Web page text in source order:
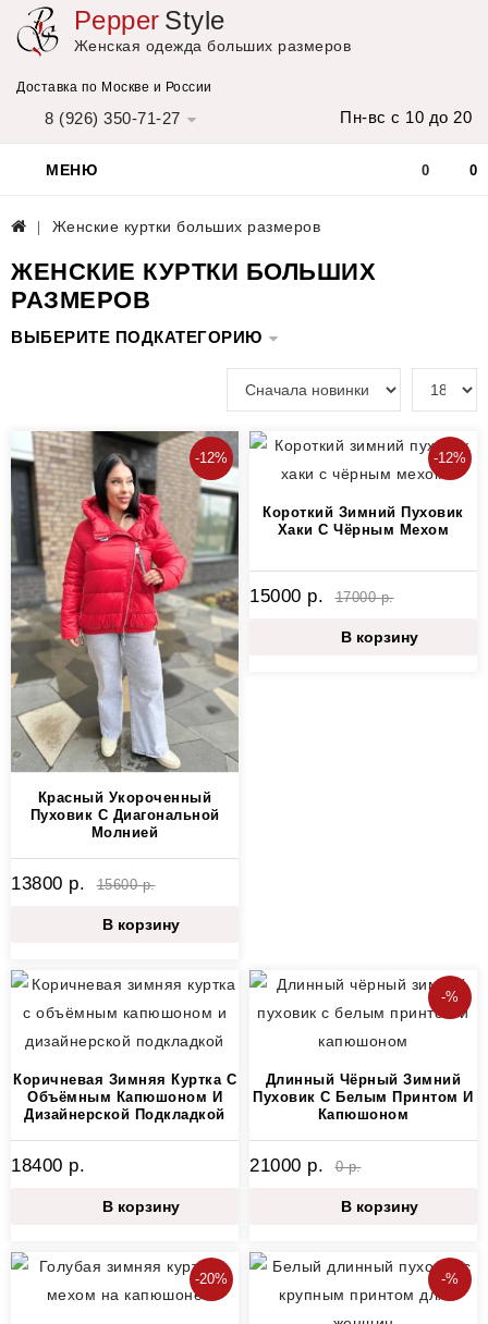
Pepper Style
Женская одежда больших размеров
Доставка по Москве и России
8 (926) 350-71-27 Пн-вс с 10 до 20
МЕНЮ 0 0
Женские куртки больших размеров
ЖЕНСКИЕ КУРТКИ БОЛЬШИХ
РАЗМЕРОВ
ВЫБЕРИТЕ ПОДКАТЕГОРИЮ
-12%
Красный Укороченный
Пуховик С Диагональной
Молнией
13800 р. 15600 р.
В корзину
-12%
Короткий Зимний Пуховик
Хаки С Чёрным Мехом
15000 р. 17000 р.
В корзину
Коричневая Зимняя Куртка С
Объёмным Капюшоном И
Дизайнерской Подкладкой
18400 р.
В корзину
-%
Длинный Чёрный Зимний
Пуховик С Белым Принтом И
Капюшоном
21000 р. 0 р.
В корзину
-20% -%